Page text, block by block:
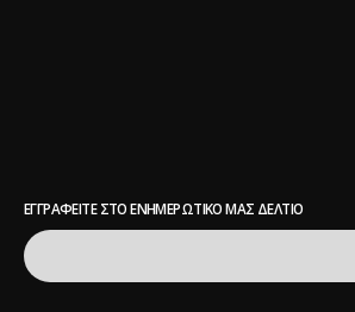
ΕΓΓΡΑΦΕΊΤΕ ΣΤΟ ΕΝΗΜΕΡΩΤΙΚΌ ΜΑΣ ΔΕΛΤΊΟ